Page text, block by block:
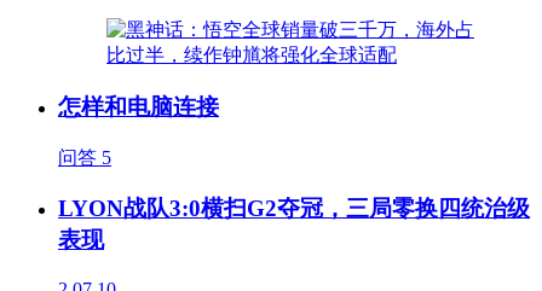
怎样和电脑连接
问答 5
LYON战队3:0横扫G2夺冠，三局零换四统治级
表现